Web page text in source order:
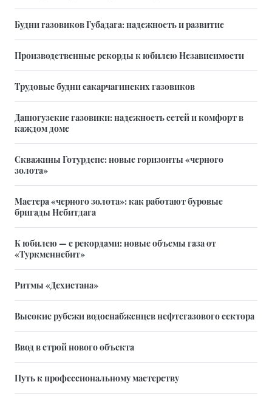
Будни газовиков Губадага: надежность и развитие
Производственные рекорды к юбилею Независимости
Трудовые будни сакарчагинских газовиков
Дашогузские газовики: надежность сетей и комфорт в
каждом доме
Скважины Готурдепе: новые горизонты «черного
золота»
Мастера «черного золота»: как работают буровые
бригады Небитдага
К юбилею — с рекордами: новые объемы газа от
«Туркменнебит»
Ритмы «Дехистана»
Высокие рубежи водоснабженцев нефтегазового сектора
Ввод в строй нового объекта
Путь к профессиональному мастерству